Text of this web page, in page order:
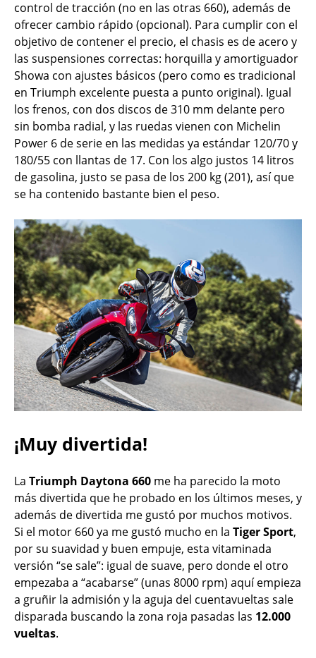
control de tracción (no en las otras 660), además de
ofrecer cambio rápido (opcional). Para cumplir con el
objetivo de contener el precio, el chasis es de acero y
las suspensiones correctas: horquilla y amortiguador
Showa con ajustes básicos (pero como es tradicional
en Triumph excelente puesta a punto original). Igual
los frenos, con dos discos de 310 mm delante pero
sin bomba radial, y las ruedas vienen con Michelin
Power 6 de serie en las medidas ya estándar 120/70 y
180/55 con llantas de 17. Con los algo justos 14 litros
de gasolina, justo se pasa de los 200 kg (201), así que
se ha contenido bastante bien el peso.
¡Muy divertida!
La Triumph Daytona 660 me ha parecido la moto
más divertida que he probado en los últimos meses, y
además de divertida me gustó por muchos motivos.
Si el motor 660 ya me gustó mucho en la Tiger Sport,
por su suavidad y buen empuje, esta vitaminada
versión “se sale”: igual de suave, pero donde el otro
empezaba a “acabarse” (unas 8000 rpm) aquí empieza
a gruñir la admisión y la aguja del cuentavueltas sale
disparada buscando la zona roja pasadas las 12.000
vueltas.